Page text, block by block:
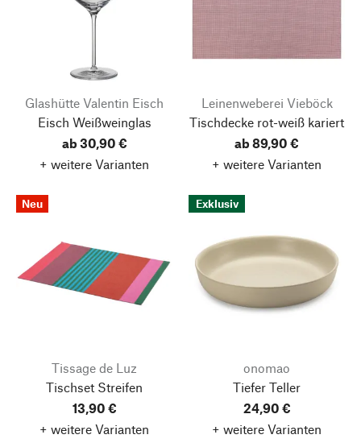
Glashütte Valentin Eisch
Eisch Weißweinglas
ab 30,90 €
+ weitere Varianten
Leinenweberei Vieböck
Tischdecke rot-weiß kariert
ab 89,90 €
+ weitere Varianten
Neu
Tissage de Luz
Tischset Streifen
13,90 €
+ weitere Varianten
Exklusiv
onomao
Tiefer Teller
24,90 €
+ weitere Varianten